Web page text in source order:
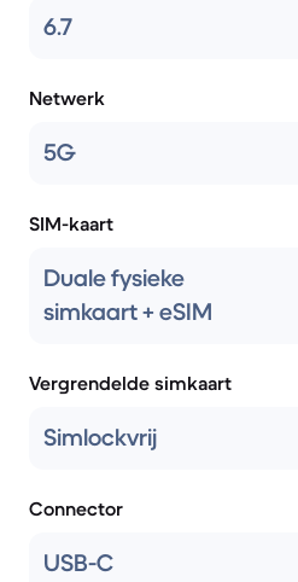
6.7
Netwerk
5G
SIM-kaart
Duale fysieke
simkaart + eSIM
Vergrendelde simkaart
Simlockvrij
Connector
USB-C